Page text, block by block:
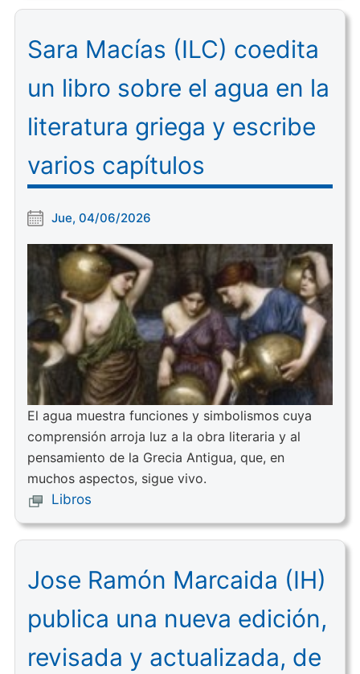
Sara Macías (ILC) coedita
un libro sobre el agua en la
literatura griega y escribe
varios capítulos
Jue, 04/06/2026
El agua muestra funciones y simbolismos cuya
comprensión arroja luz a la obra literaria y al
pensamiento de la Grecia Antigua, que, en
muchos aspectos, sigue vivo.
Libros
Jose Ramón Marcaida (IH)
publica una nueva edición,
revisada y actualizada, de